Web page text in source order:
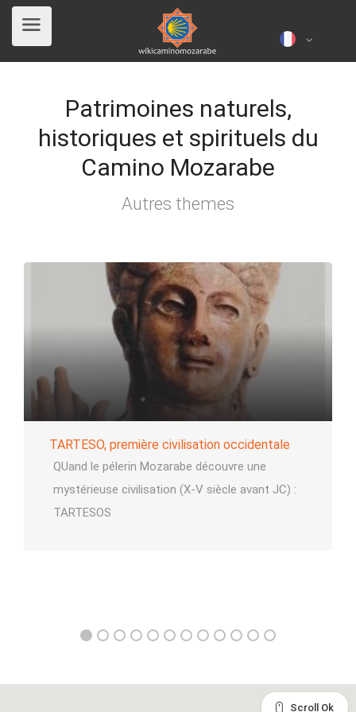
Patrimoines naturels,
historiques et spirituels du
Camino Mozarabe
Autres themes
TARTESO, première civilisation occidentale
QUand le pélerin Mozarabe découvre une
mystérieuse civilisation (X-V siècle avant JC) :
TARTESOS
Scroll Ok